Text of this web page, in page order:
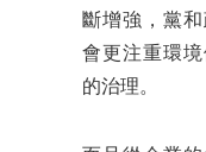
斷增強，黨
會更注重環
的治理。